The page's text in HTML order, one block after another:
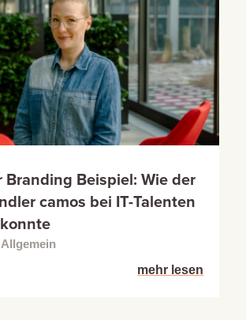
Branding Beispiel: Wie der
camos bei IT-Talenten
Allgemein
mehr lesen